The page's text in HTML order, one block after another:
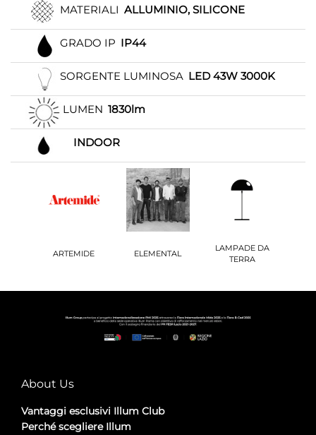
MATERIALI ALLUMINIO, SILICONE
GRADO IP IP44
SORGENTE LUMINOSA LED 43W 3000K
LUMEN 1830lm
INDOOR
ARTEMIDE ELEMENTAL
LAMPADE DA
TERRA
About Us
Vantaggi esclusivi Illum Club
Perché scegliere Illum